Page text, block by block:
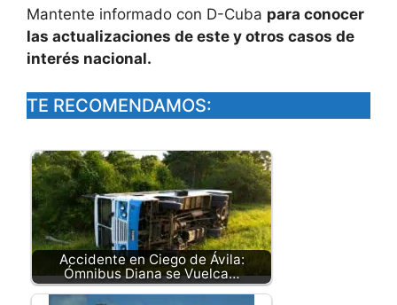
Mantente informado con D-Cuba para conocer
las actualizaciones de este y otros casos de
interés nacional.
TE RECOMENDAMOS:
Accidente en Ciego de Ávila:
Ómnibus Diana se Vuelca…